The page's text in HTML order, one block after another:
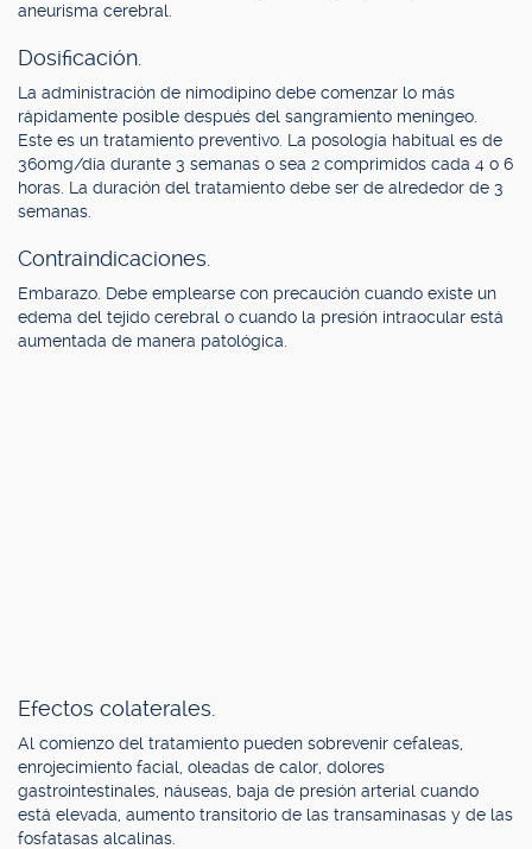
aneurisma cerebral.
Dosificación.
La administración de nimodipino debe comenzar lo más
rápidamente posible después del sangramiento meníngeo.
Este es un tratamiento preventivo. La posología habitual es de
360mg/día durante 3 semanas o sea 2 comprimidos cada 4 o 6
horas. La duración del tratamiento debe ser de alrededor de 3
semanas.
Contraindicaciones.
Embarazo. Debe emplearse con precaución cuando existe un
edema del tejido cerebral o cuando la presión intraocular está
aumentada de manera patológica.
Efectos colaterales.
Al comienzo del tratamiento pueden sobrevenir cefaleas,
enrojecimiento facial, oleadas de calor, dolores
gastrointestinales, náuseas, baja de presión arterial cuando
está elevada, aumento transitorio de las transaminasas y de las
fosfatasas alcalinas.